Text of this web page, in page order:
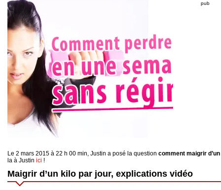
pub
Le 2 mars 2015 à 22 h 00 min, Justin a posé la question comment maigrir
la à Justin ici !
Maigrir d’un kilo par jour, explications vidéo